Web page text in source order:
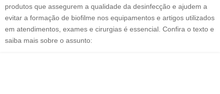
produtos que assegurem a qualidade da desinfecção e ajudem a
evitar a formação de biofilme nos equipamentos e artigos utilizados
em atendimentos, exames e cirurgias é essencial. Confira o texto e
saiba mais sobre o assunto: